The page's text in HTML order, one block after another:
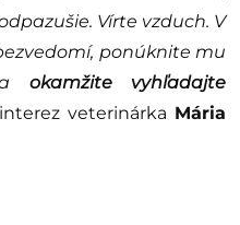
Vírte vzduch. V
ponúknite mu
a okamžite vyhľadajte
veterinárka Mária